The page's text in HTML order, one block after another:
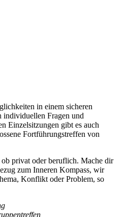
in einem sicheren
individuellen Fragen und
Einzelsitzungen gibt es auch
Fortführungstreffen von
ob privat oder beruflich. Mache dir
zum Inneren Kompass, wir
Konflikt oder Problem, so